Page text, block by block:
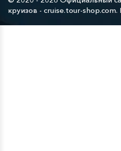
круизов - cruise.tour-